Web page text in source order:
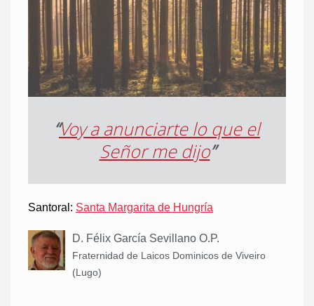
“Voy a anunciarte lo que el
Señor me dijo”
Santoral: Santa Margarita de Hungría
D. Félix García Sevillano O.P.
Fraternidad de Laicos Dominicos de Viveiro
(Lugo)